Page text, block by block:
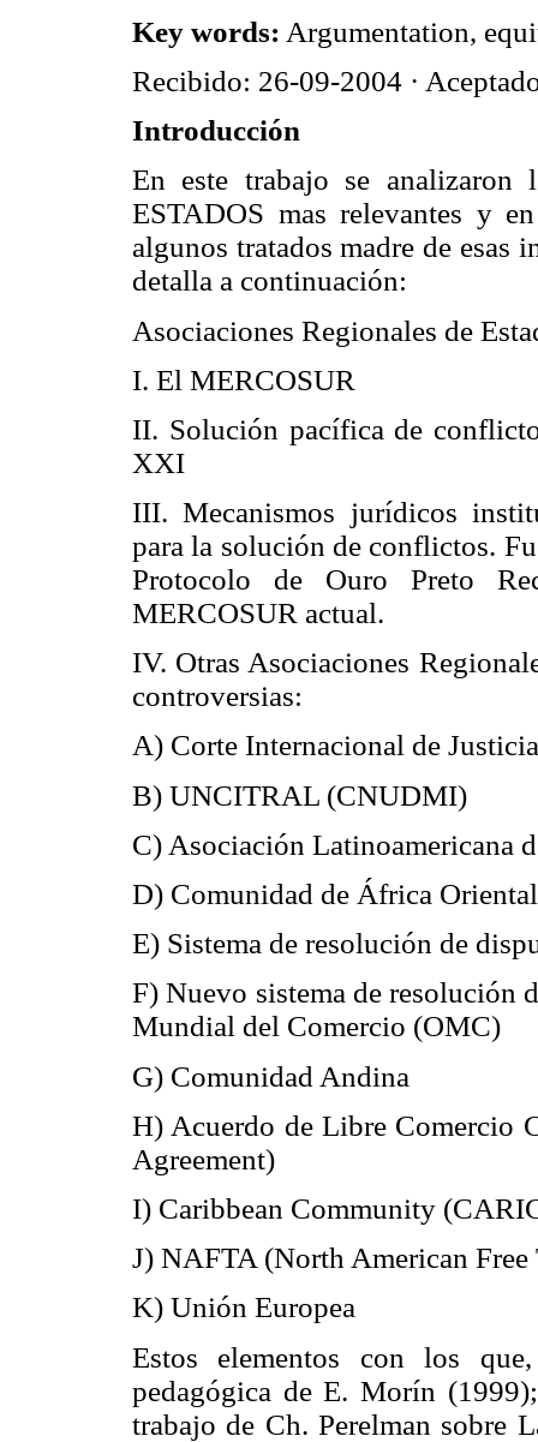
Key words: Argumentation,
Recibido: 26-09-2004 ·
Introducción
En este trabajo se analizaron
ESTADOS mas relevantes y
algunos tratados madre de esas
detalla a continuación:
Asociaciones Regionales de
I. El MERCOSUR
II. Solución pacífica de
XXI
III. Mecanismos jurídicos
para la solución de conflictos.
Protocolo de Ouro Preto
MERCOSUR actual.
IV. Otras Asociaciones
controversias:
A) Corte Internacional de
B) UNCITRAL (CNUDMI)
C) Asociación Latinoamericana
D) Comunidad de África
E) Sistema de resolución de
F) Nuevo sistema de resolución
Mundial del Comercio (OMC)
G) Comunidad Andina
H) Acuerdo de Libre Comercio
Agreement)
I) Caribbean Community
J) NAFTA (North American Free
K) Unión Europea
Estos elementos con los
pedagógica de E. Morín
trabajo de Ch. Perelman sobre